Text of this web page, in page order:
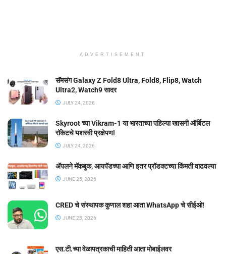
ADVERTISEMENT
सॅमसंग Galaxy Z Fold8 Ultra, Fold8, Flip8, Watch
Ultra2, Watch9 सादर
JULY 24, 2026
Skyroot च्या Vikram-1 या भारताच्या पहिल्या खासगी ऑर्बिटल
रॉकेटचे यशस्वी प्रक्षेपण!
JULY 24, 2026
ॲपलने मॅकबुक, आयपॅडच्या आणि इतर प्रॉडक्टच्या किंमती वाढवल्या
JUNE 25, 2026
CRED चे संस्थापक कुणाल शहा आता WhatsApp चे सीईओ!
JUNE 25, 2026
एस.टी.च्या वेळापत्रकाची माहिती आता मोबाईलवर